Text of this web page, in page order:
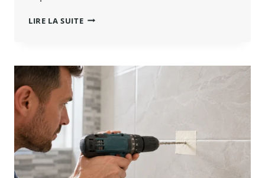
LIRE LA SUITEBARDAGE
COMPOSITION,
POSE
ET
PRIX
AU
M²